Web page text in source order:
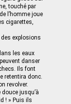
touché par
l’homme joue
cigarettes,
explosions
les eaux
danser
Ils font
retentira donc.
revolver.
jusqu’à
! » Puis ils